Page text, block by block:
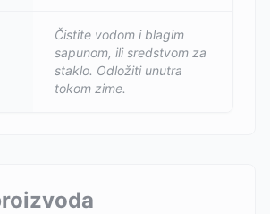
Čistite vodom i blagim
sapunom, ili sredstvom za
staklo. Odložiti unutra
tokom zime.